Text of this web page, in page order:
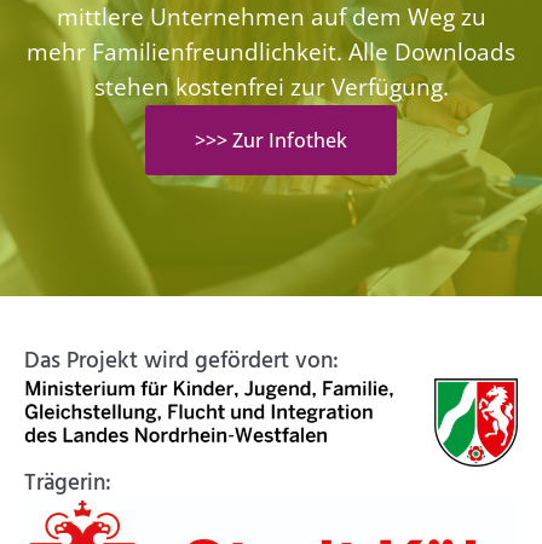
mittlere Unternehmen auf dem Weg zu
mehr Familienfreundlichkeit. Alle Downloads
stehen kostenfrei zur Verfügung.
>>> Zur Infothek
Das Projekt wird gefördert von:
Trägerin: